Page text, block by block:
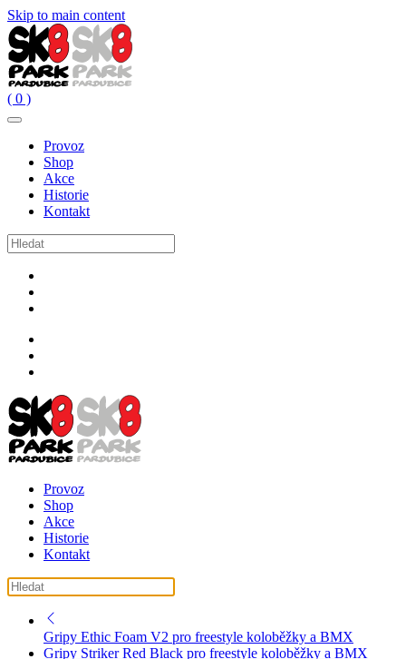
Skip to main content
( 0 )
Provoz
Shop
Akce
Historie
Kontakt
Provoz
Shop
Akce
Historie
Kontakt
Gripy Ethic Foam V2 pro freestyle koloběžky a BMX
Gripy Striker Red Black pro freestyle koloběžky a BMX